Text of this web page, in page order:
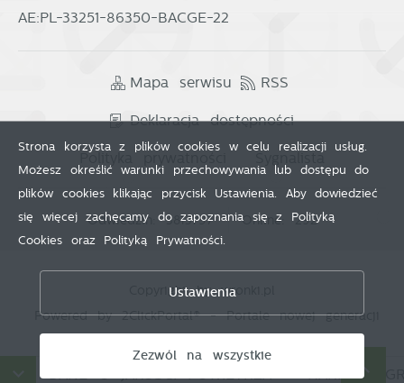
DANE O JAKOŚCI POWIETRZA
AE:PL-33251-86350-BACGE-22
Mapa serwisu RSS
Deklaracja dostępności
Polityka prywatności Sygnalista
Odwiedzin: 3813797 Online: 292
Copyright by wronki.pl
Powered by2ClickPortal®- Portale nowej generacji
Strona korzysta z plików cookies w celu realizacji usług.
Możesz określić warunki przechowywania lub dostępu do
plików cookies klikając przycisk Ustawienia. Aby dowiedzieć
się więcej zachęcamy do zapoznania się z Polityką
Cookies oraz Polityką Prywatności.
Ustawienia
Zezwól na wszystkie